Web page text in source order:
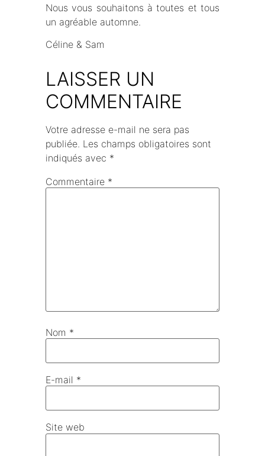
Nous vous souhaitons à toutes et tous
un agréable automne.
Céline & Sam
LAISSER UN
COMMENTAIRE
Votre adresse e-mail ne sera pas
publiée. Les champs obligatoires sont
indiqués avec *
Commentaire *
Nom *
E-mail *
Site web